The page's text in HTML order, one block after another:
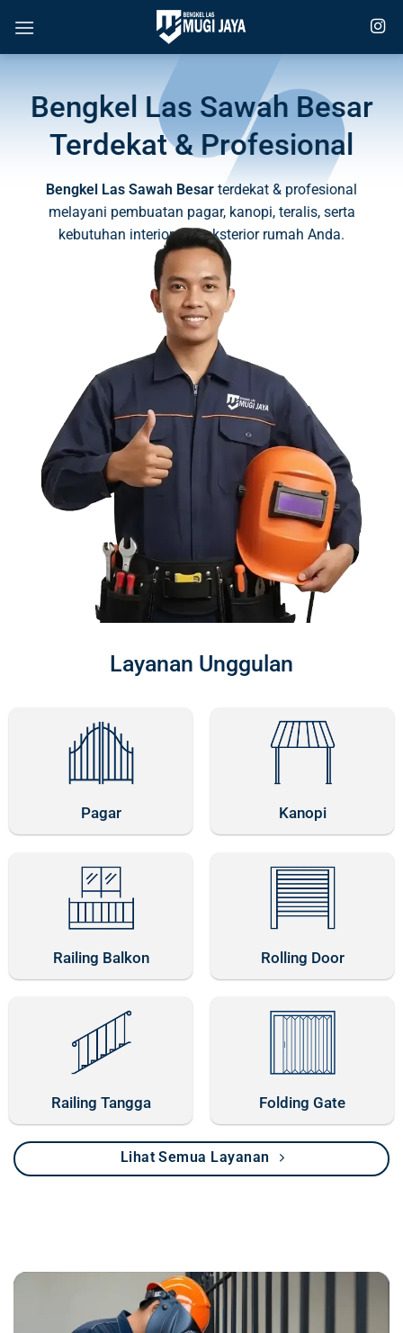
content
Bengkel Las Sawah Besar
Terdekat & Profesional
Bengkel Las Sawah Besar terdekat & profesional
melayani pembuatan pagar, kanopi, teralis, serta
kebutuhan interior dan eksterior rumah Anda.
Layanan Unggulan
Pagar Kanopi
Railing Balkon Rolling Door
Railing Tangga Folding Gate
Lihat Semua Layanan